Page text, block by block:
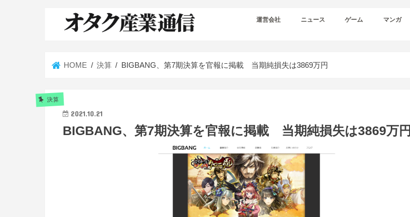
運営会社 ニュース ゲーム マンガ
HOME 決算 BIGBANG、第7期決算を官報に掲載 当期純損失は3869万円
決算
2021.10.21
BIGBANG、第7期決算を官報に掲載 当期純損失は3869万円